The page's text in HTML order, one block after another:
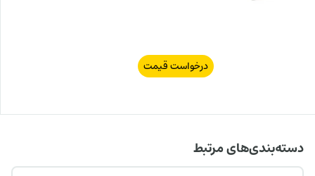
درخواست قیمت
دسته‌بندی‌های مرتبط